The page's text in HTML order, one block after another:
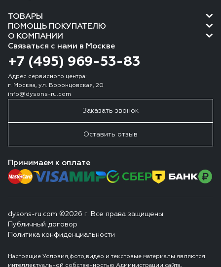
ТОВАРЫ
ПОМОЩЬ ПОКУПАТЕЛЮ
О КОМПАНИИ
Связаться с нами в Москве
+7 (495) 969-53-83
Адрес сервисного центра:
г. Москва, ул. Воронцовская, 20
info@dysons-ru.com
Заказать звонок
Оставить отзыв
Принимаем к оплате
dysons-ru.com ©2026 г. Все права защищены.
Публичный договор
Политика конфиденциальности
Настоящие Условия,фото,видео и текстовые материалы являются
интеллектуальной собственностью Администрации сайта,